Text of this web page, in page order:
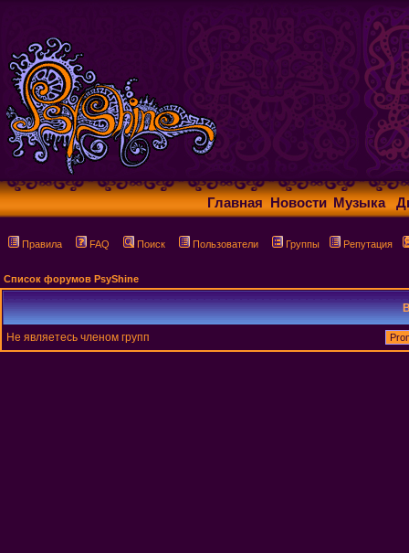
Главная Новости Музыка
Правила FAQ Поиск Пользователи Группы Репутация
Список форумов PsyShine
Не являетесь членом групп